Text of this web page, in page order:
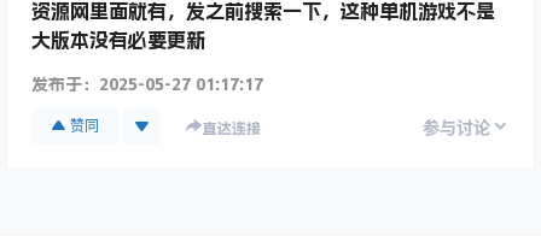
资源网里面就有，发之前搜索一下，这种单机游戏不是
大版本没有必要更新
发布于： 2025-05-27 01:17:17
赞同 直达连接 参与讨论